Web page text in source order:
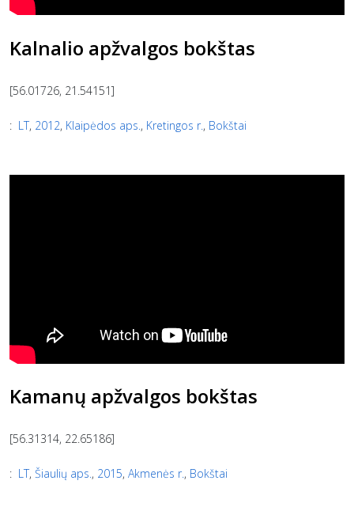
Kalnalio apžvalgos bokštas
[56.01726, 21.54151]
: LT, 2012, Klaipėdos aps. , Kretingos r., Bokštai
Kamanų apžvalgos bokštas
[56.31314, 22.65186]
: LT, Šiaulių aps., 2015, Akmenės r., Bokštai